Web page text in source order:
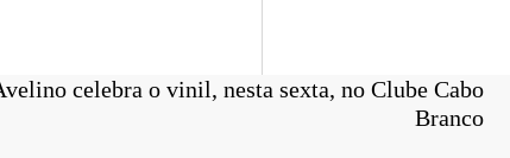
celebra o vinil, nesta sexta, no Clube Cabo
Branco